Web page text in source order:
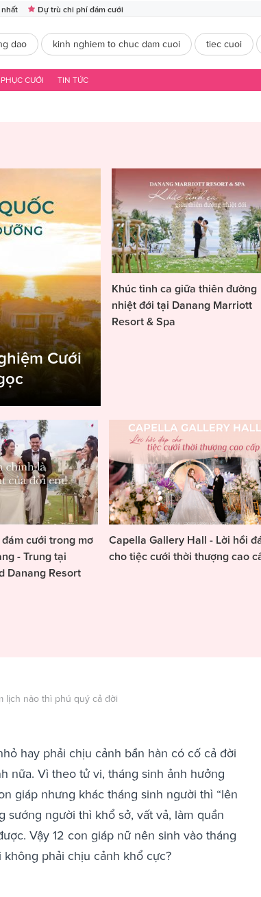
nhất Dự trù chi phí đám cưới
dao kinh nghiem to chuc dam cuoi tiec cuoi
CƯỚI TIN TỨC
Cưới
Khúc tình ca giữa thiên đường
nhiệt đới tại Danang Marriott
Resort & Spa
cưới trong mơ
- Trung tại
Danang Resort
Capella Gallery Hall - Lời hồi
cho tiệc cưới thời thượng cao
lịch nào thì phú quý cả đời
hay phải chịu cảnh bần hàn có cố cả đời
nữa. Vì theo tử vi, tháng sinh ảnh hưởng
giáp nhưng khác tháng sinh người thì “lên
sướng người thì khổ sở, vất vả, làm quần
Vậy 12 con giáp nữ nên sinh vào tháng
phải chịu cảnh khổ cực?